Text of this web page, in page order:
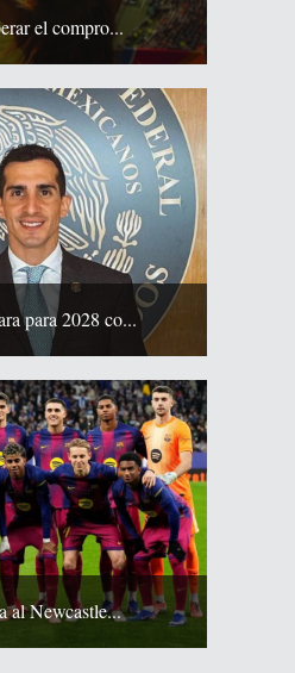
el compro...
para 2028 co...
al Newcastle...